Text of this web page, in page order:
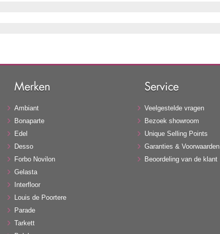
Merken
Ambiant
Bonaparte
Edel
Desso
Forbo Novilon
Gelasta
Interfloor
Louis de Poortere
Parade
Tarkett
Service
Veelgestelde vragen
Bezoek showroom
Unique Selling Points
Garanties & Voorwaarden
Beoordeling van de klant